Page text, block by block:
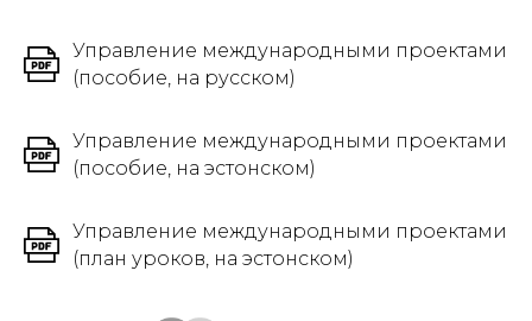
Управление международными проектами
(пособие, на русском)
Управление международными проектами
(пособие, на эстонском)
Управление международными проектами
(план уроков, на эстонском)